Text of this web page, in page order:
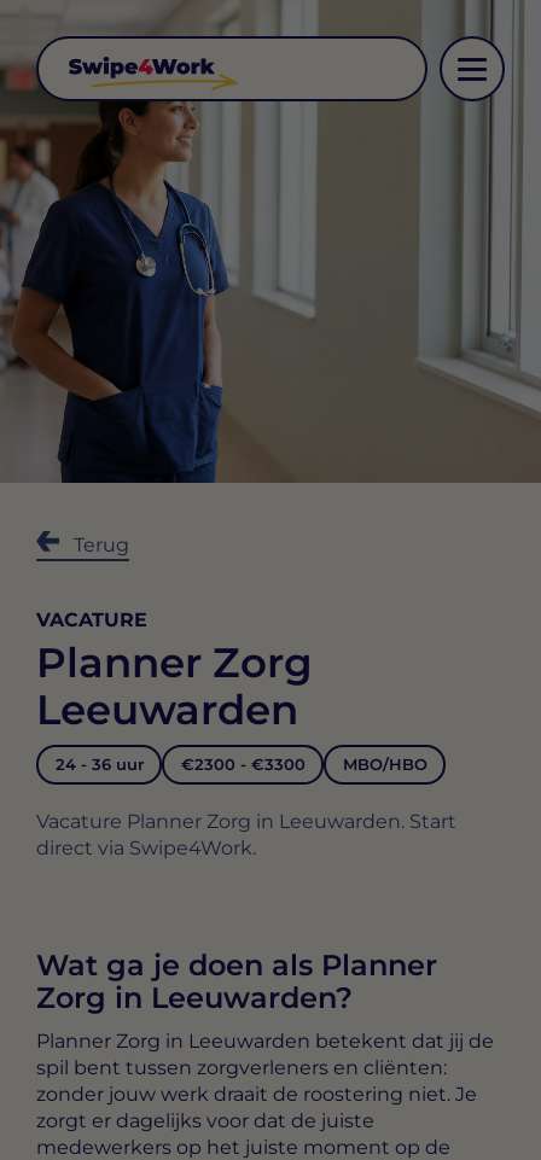
Terug
VACATURE
Planner Zorg
Leeuwarden
24 - 36 uur €2300 - €3300 MBO/HBO
Vacature Planner Zorg in Leeuwarden. Start
direct via Swipe4Work.
Wat ga je doen als Planner
Zorg in Leeuwarden?
Planner Zorg in Leeuwarden betekent dat jij de
spil bent tussen zorgverleners en cliënten:
zonder jouw werk draait de roostering niet. Je
zorgt er dagelijks voor dat de juiste
medewerkers op het juiste moment op de